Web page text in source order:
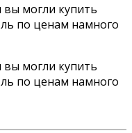
вы могли купить
по ценам намного
вы могли купить
по ценам намного